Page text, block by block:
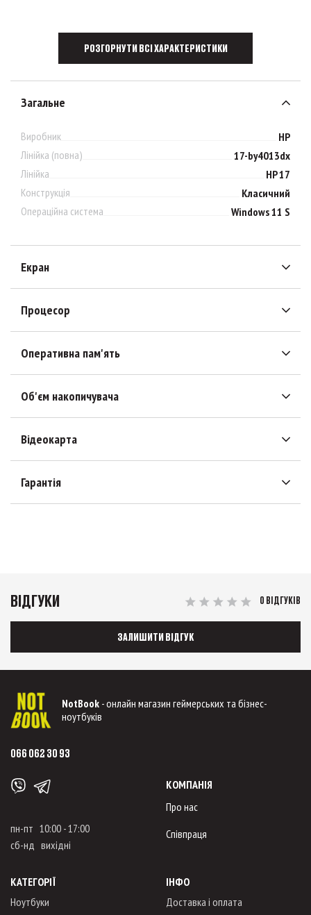
РОЗГОРНУТИ ВСІ ХАРАКТЕРИСТИКИ
Загальне
Виробник
HP
Лінійка (повна)
17-by4013dx
Лінійка
HP 17
Конструкція
Класичний
Операційна система
Windows 11 S
Екран
Процесор
Оперативна пам'ять
Об'єм накопичувача
Відеокарта
Гарантія
ВІДГУКИ 0 ВІДГУКІВ
ЗАЛИШИТИ ВІДГУК
NotBook - онлайн магазин геймерських та бізнес-
ноутбуків
066 062 30 93
пн-пт 10:00 - 17:00
сб-нд вихідні
КОМПАНІЯ
Про нас
Співпраця
КАТЕГОРІЇ
Ноутбуки
ІНФО
Доставка і оплата